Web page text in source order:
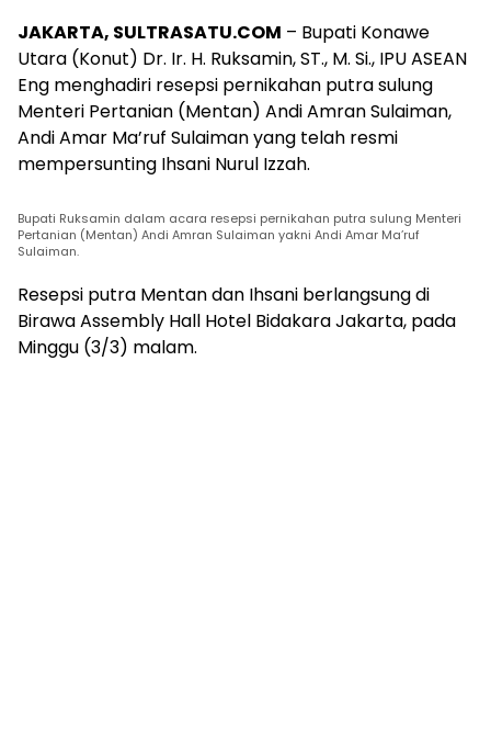
JAKARTA, SULTRASATU.COM – Bupati Konawe
Utara (Konut) Dr. Ir. H. Ruksamin, ST., M. Si., IPU ASEAN
Eng menghadiri resepsi pernikahan putra sulung
Menteri Pertanian (Mentan) Andi Amran Sulaiman,
Andi Amar Ma’ruf Sulaiman yang telah resmi
mempersunting Ihsani Nurul Izzah.
Bupati Ruksamin dalam acara resepsi pernikahan putra sulung Menteri
Pertanian (Mentan) Andi Amran Sulaiman yakni Andi Amar Ma’ruf
Sulaiman.
Resepsi putra Mentan dan Ihsani berlangsung di
Birawa Assembly Hall Hotel Bidakara Jakarta, pada
Minggu (3/3) malam.